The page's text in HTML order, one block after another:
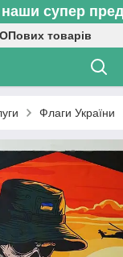
супер
товарів
Флаги України